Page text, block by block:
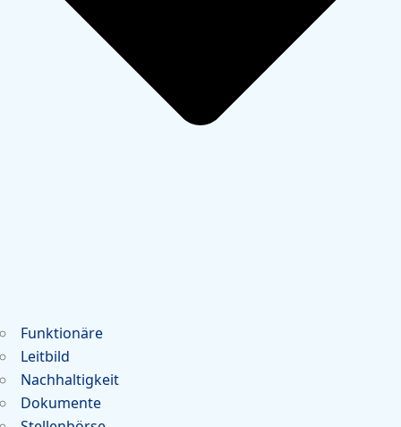
Funktionäre
Leitbild
Nachhaltigkeit
Dokumente